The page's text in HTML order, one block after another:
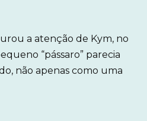
a atenção de Kym, no
“pássaro” parecia
não apenas como uma